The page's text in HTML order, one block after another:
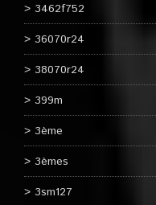
3462f752
36070r24
38070r24
399m
3ème
3èmes
3sm127